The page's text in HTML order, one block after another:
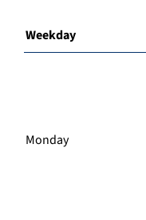
Weekday
Monday